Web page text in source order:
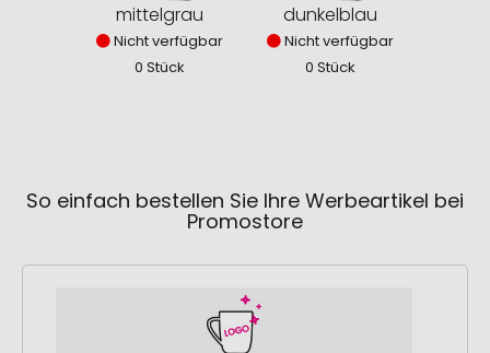
mittelgrau
Nicht verfügbar
0 Stück
dunkelblau
Nicht verfügbar
0 Stück
So einfach bestellen Sie Ihre Werbeartikel bei
Promostore